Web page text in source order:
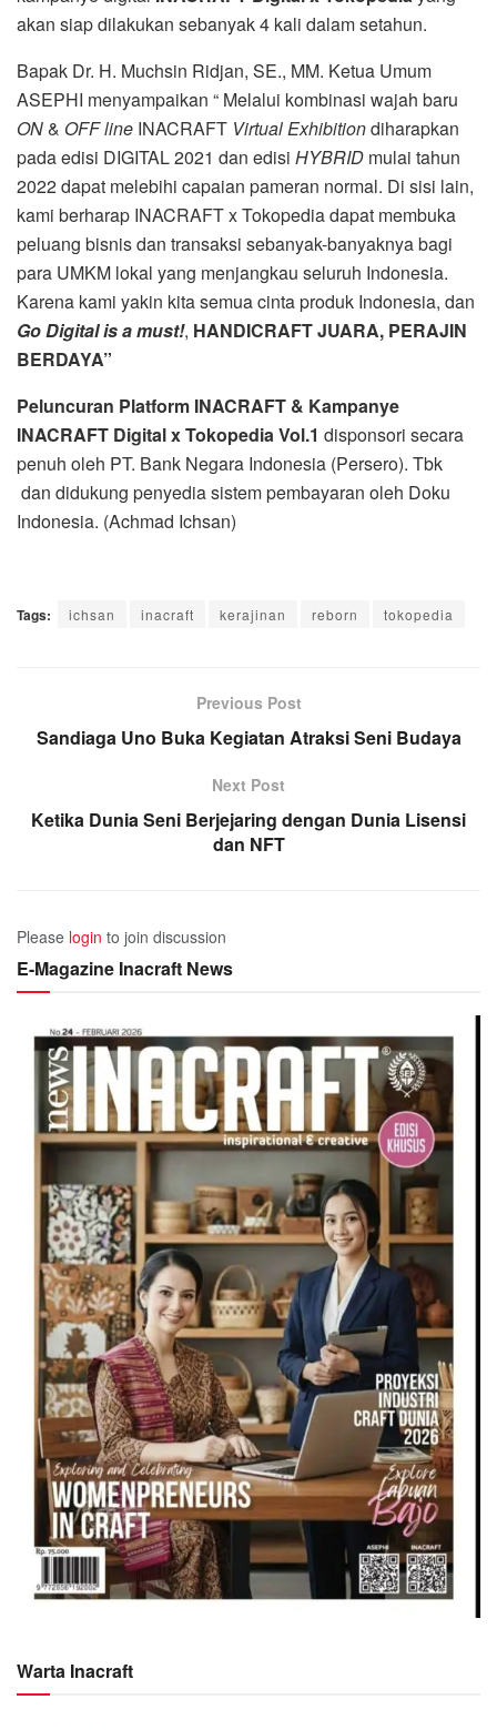
akan siap dilakukan sebanyak 4 kali dalam setahun.
Bapak Dr. H. Muchsin Ridjan, SE., MM. Ketua Umum
ASEPHI menyampaikan “ Melalui kombinasi wajah baru
ON& OFF line INACRAFT Virtual Exhibitiondiharapkan
pada edisi DIGITAL 2021 dan edisi HYBRID mulai tahun
2022 dapat melebihi capaian pameran normal. Di sisi lain,
kami berharap INACRAFT x Tokopedia dapat membuka
peluang bisnis dan transaksi sebanyak-banyaknya bagi
para UMKM lokal yang menjangkau seluruh Indonesia.
Karena kami yakin kita semua cinta produk Indonesia, dan
Go Digital is a must!, HANDICRAFT JUARA, PERAJIN
BERDAYA”
Peluncuran Platform INACRAFT & Kampanye
INACRAFT Digital x Tokopedia Vol.1 disponsori secara
penuh oleh PT. Bank Negara Indonesia (Persero). Tbk
dan didukung penyedia sistem pembayaran oleh Doku
Indonesia. (Achmad Ichsan)
Tags: ichsan inacraft kerajinan reborn tokopedia
Previous Post
Sandiaga Uno Buka Kegiatan Atraksi Seni Budaya
Next Post
Ketika Dunia Seni Berjejaring dengan Dunia Lisensi
dan NFT
Please login to join discussion
E-Magazine Inacraft News
Warta Inacraft